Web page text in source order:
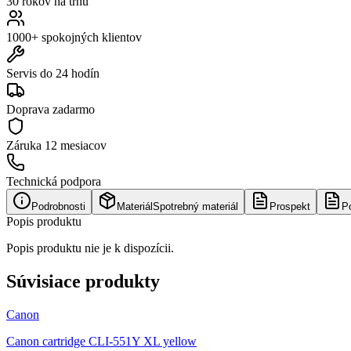
1000+ spokojných klientov
Servis do 24 hodín
Doprava zadarmo
Záruka 12 mesiacov
Technická podpora
Podrobnosti Materiál Spotrebný materiál Prospekt
Popis produktu
Popis produktu nie je k dispozícii.
Súvisiace produkty
Canon
Canon cartridge CLI-551Y XL yellow